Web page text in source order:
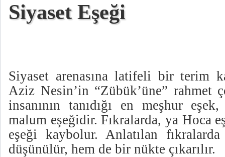
Siyaset Eşeği
Siyaset arenasına latifeli bir terim
Aziz Nesin’in “Zübük’üne” rahmet
insanının tanıdığı en meşhur
malum eşeğidir. Fıkralarda, ya Hoca
eşeği kaybolur. Anlatılan
düşünülür, hem de bir nükte çıkarılır.